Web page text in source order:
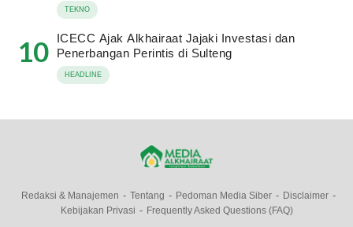
TEKNO
10
ICECC Ajak Alkhairaat Jajaki Investasi dan
Penerbangan Perintis di Sulteng
HEADLINE
Redaksi & Manajemen Tentang Pedoman Media Siber
Disclaimer
Kebijakan Privasi
Frequently Asked Questions (FAQ)